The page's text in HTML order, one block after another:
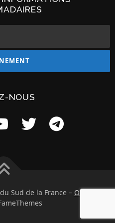
NOUS
Sud de la France– OnePress